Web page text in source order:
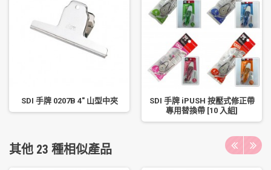
SDI 手牌 0207B 4" 山型中夾
SDI 手牌 iPUSH 按壓式修正帶
專用替換帶 [10 入組]
其他 23 種相似產品